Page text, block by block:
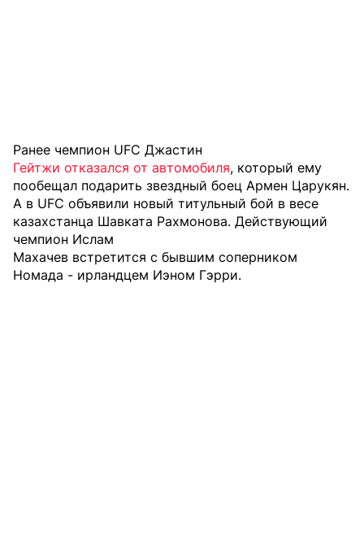
Ранее чемпион UFC Джастин
Гейтжи отказался от автомобиля, который ему
пообещал подарить звездный боец Армен Царукян.
А в UFC объявили новый титульный бой в весе
казахстанца Шавката Рахмонова. Действующий
чемпион Ислам
Махачев встретится с бывшим соперником
Номада - ирландцем Иэном Гэрри.